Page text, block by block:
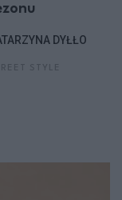
DYŁŁO